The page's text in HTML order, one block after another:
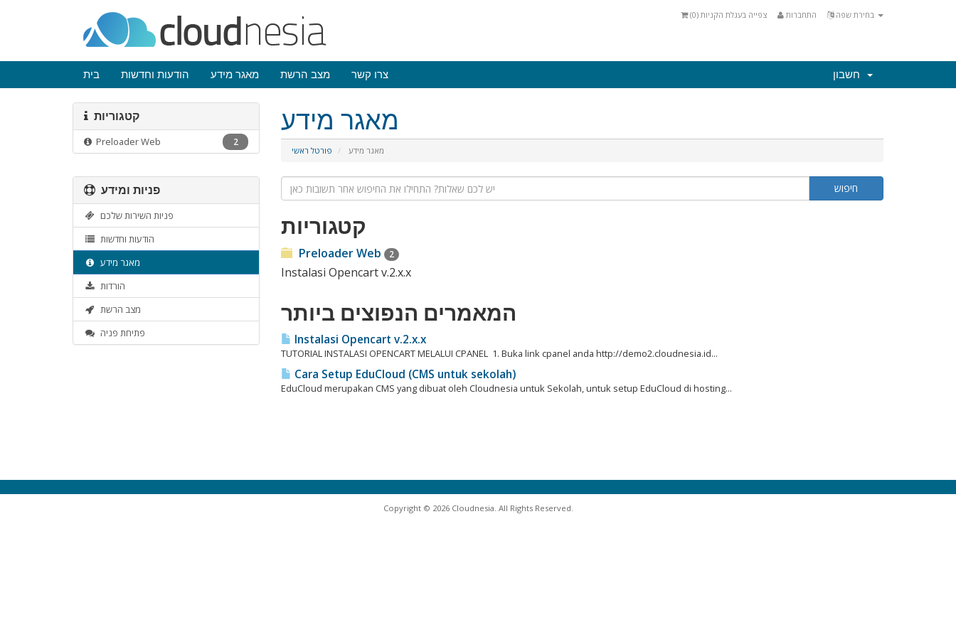
התחברות צפייה בעגלת הקניות (0
)
בית הודעות וחדשות מאגר מידע מצב הרשת צרו קשר
מאגר מידע
פורטל ראשי מאגר מידע
קטגוריות
Preloader Web 2
קטגוריות
Preloader Web 2
Instalasi Opencart v.2.x.x
המאמרים הנפוצים ביותר
Instalasi Opencart v.2.x.x
TUTORIAL INSTALASI OPENCART MELALUI CPANEL 1. Buka link cpanel anda http://demo2.cloudnesia.id...
Cara Setup EduCloud (CMS untuk sekolah)
EduCloud merupakan CMS yang dibuat oleh Cloudnesia untuk Sekolah, untuk setup EduCloud di hosting...
פניות ומידע
פניות השירות שלכם
הודעות וחדשות
מאגר מידע
הורדות
מצב הרשת
פתיחת פניה
Copyright © 2026 Cloudnesia. All Rights Reserved.